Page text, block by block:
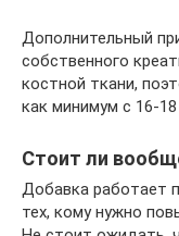
Дополнительный
собственного
костной ткани,
как минимум с 16-18
Стоит ли
Добавка работает
тех, кому нужно